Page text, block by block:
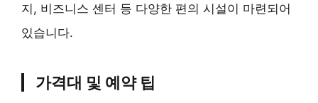
지, 비즈니스 센터 등 다양한 편의 시설이 마련되어
있습니다.
가격대 및 예약 팁